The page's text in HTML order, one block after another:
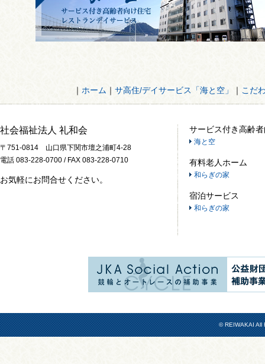
｜ ホーム ｜ サ高住/デイサービス「海と空」 ｜ こだ
社会福祉法人 礼和会
〒751-0814 山口県下関市壇之浦町4-28
電話 083-228-0700 / FAX 083-228-0710
お気軽にお問合せください。
サービス付き高齢
海と空
有料老人ホーム
和らぎの家
宿泊サービス
和らぎの家
© REIWAKAI All